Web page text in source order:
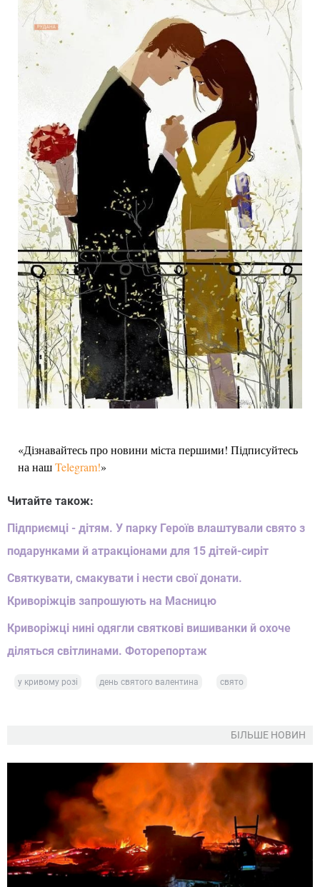
«Дізнавайтесь про новини міста першими! Підписуйтесь
на нашTelegram!»
Читайте також:
Підприємці - дітям. У парку Героїв влаштували свято з
подарунками й атракціонами для 15 дітей-сиріт
Святкувати, смакувати і нести свої донати.
Криворіжців запрошують на Масницю
Криворіжці нині одягли святкові вишиванки й охоче
діляться світлинами. Фоторепортаж
у кривому розі день святого валентина свято
БІЛЬШЕ НОВИН